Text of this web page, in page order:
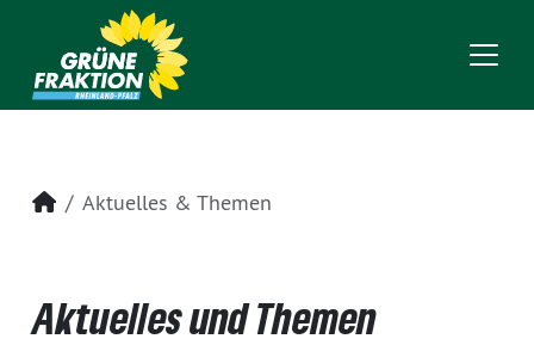
Startseite
Aktuelles & Themen
Aktuelles und Themen